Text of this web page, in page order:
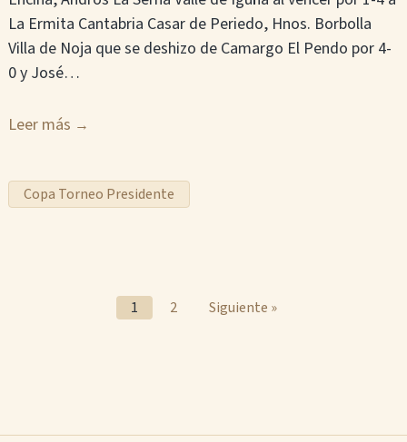
La Ermita Cantabria Casar de Periedo, Hnos. Borbolla
Villa de Noja que se deshizo de Camargo El Pendo por 4-
0 y José…
Leer más
Copa Torneo Presidente
1 2 Siguiente »